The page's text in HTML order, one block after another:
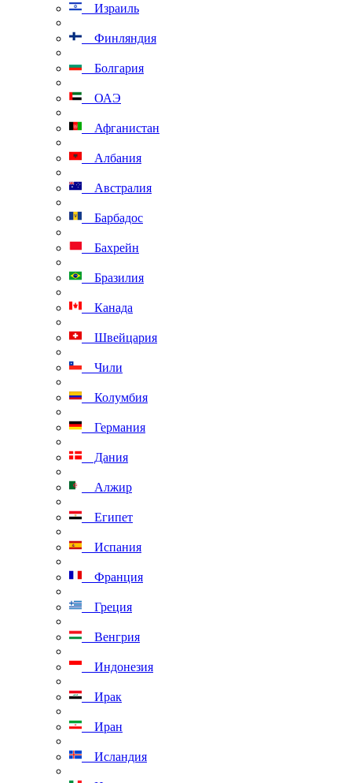
Израиль
Финляндия
Болгария
ОАЭ
Афганистан
Албания
Австралия
Барбадос
Бахрейн
Бразилия
Канада
Швейцария
Чили
Колумбия
Германия
Дания
Алжир
Египет
Испания
Франция
Греция
Венгрия
Индонезия
Ирак
Иран
Исландия